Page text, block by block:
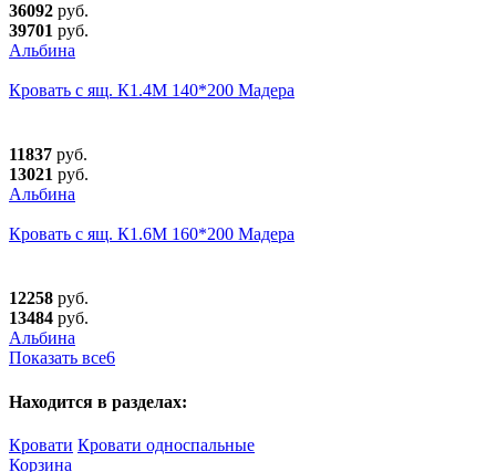
36092 руб.
39701 руб.
Альбина
Кровать с ящ. К1.4М 140*200 Мадера
11837 руб.
13021 руб.
Альбина
Кровать с ящ. К1.6М 160*200 Мадера
12258 руб.
13484 руб.
Альбина
Показать все6
Находится в разделах:
Кровати Кровати односпальные
Корзина